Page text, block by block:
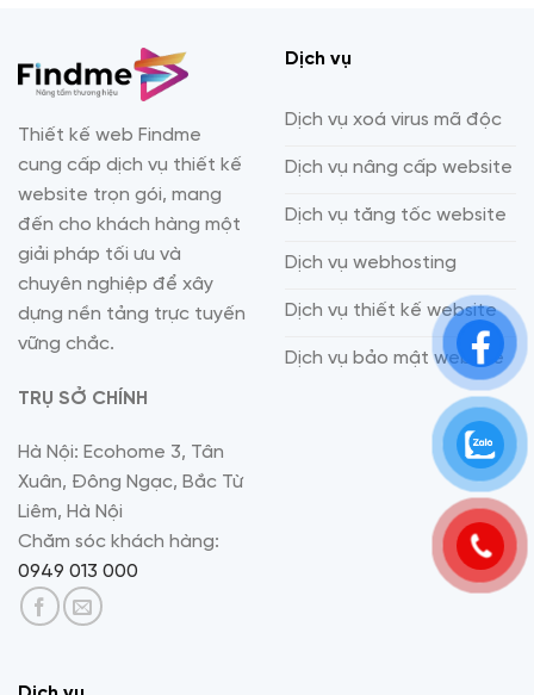
Thiết kế web Findme
cung cấp dịch vụ thiết kế
website trọn gói, mang
đến cho khách hàng một
giải pháp tối ưu và
chuyên nghiệp để xây
dựng nền tảng trực tuyến
vững chắc.
TRỤ SỞ CHÍNH
Hà Nội: Ecohome 3, Tân
Xuân, Đông Ngạc, Bắc Từ
Liêm, Hà Nội
Chăm sóc khách hàng:
0949 013 000
Dịch vụ
Dịch vụ xoá virus mã độc
Dịch vụ nâng cấp website
Dịch vụ tăng tốc website
Dịch vụ webhosting
Dịch vụ thiết kế website
Dịch vụ bảo mật website